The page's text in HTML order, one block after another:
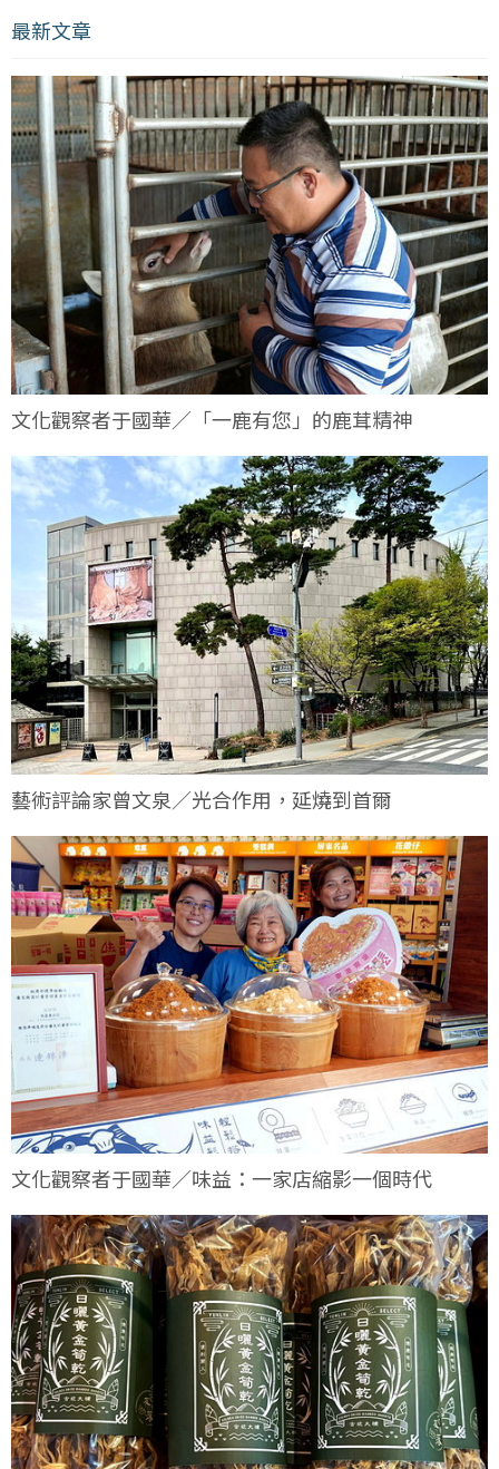
最新文章
文化觀察者于國華／「一鹿有您」的鹿茸精神
藝術評論家曾文泉／光合作用，延燒到首爾
文化觀察者于國華／味益：一家店縮影一個時代